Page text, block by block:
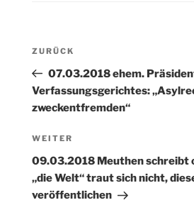
Beitragsnavigation
Vorheriger
Beitrag
ZURÜCK
07.03.2018 ehem.
Verfassungsgerichtes:
zweckentfremden“
Nächster
Beitrag
WEITER
09.03.2018 Meuthen
„die Welt“ traut sich nicht,
veröffentlichen